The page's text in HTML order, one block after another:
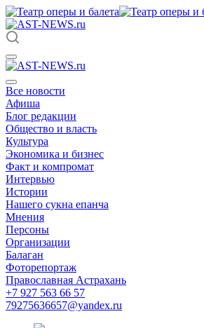
Все новости
Афиша
Блог редакции
Общество и власть
Культура
Экономика и бизнес
Факт и компромат
Интервью
Истории
Нашего сукна епанча
Мнения
Персоны
Организации
Балаган
Фоторепортаж
Православная Астрахань
+7 927 563 66 57
79275636657@yandex.ru